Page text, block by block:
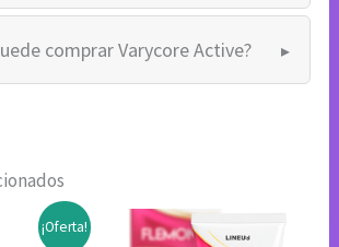
comprar Varycore Active?
¡Oferta!